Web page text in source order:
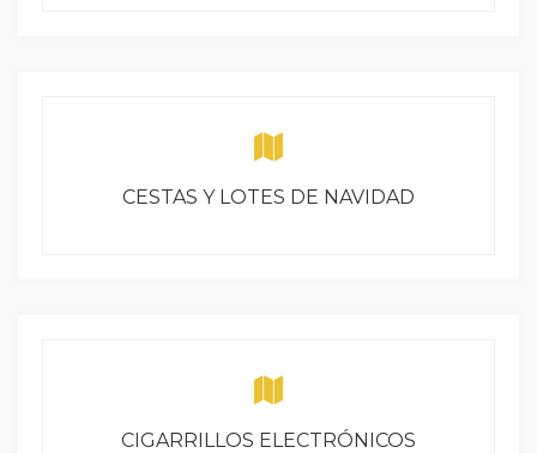
CESTAS Y LOTES DE NAVIDAD
CIGARRILLOS ELECTRÓNICOS